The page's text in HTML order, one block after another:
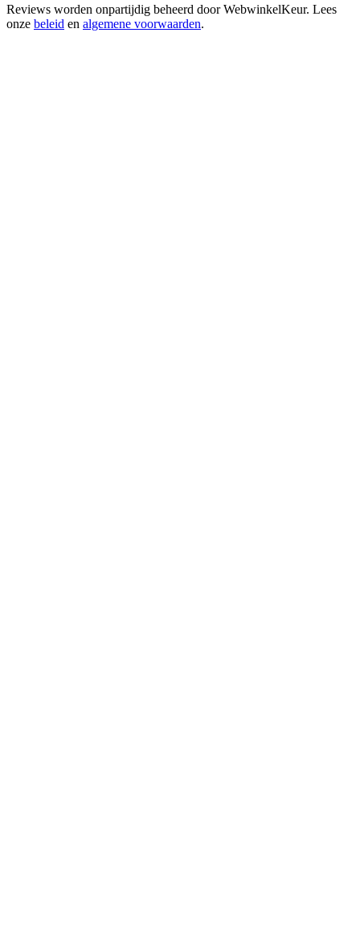
Reviews worden onpartijdig beheerd doorWebwinkelKeur. Lees
onze beleid en algemene voorwaarden.